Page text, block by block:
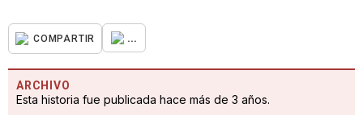
COMPARTIR ...
ARCHIVO
Esta historia fue publicada hace más de 3 años.